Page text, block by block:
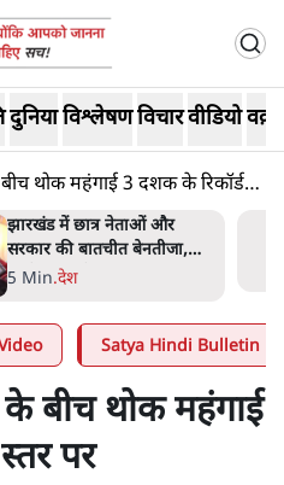
दुनियाविश्लेषणविचारवीडियो
थोक महंगाई 3 दशक के रिकॉर्ड
झारखंड में छात्र नेताओं और
सरकार की बातचीत बेनतीजा,
आंदोलन जारी
5 Min.देश
Satya Hindi Bulletin
के बीच थोक महंगाई
पर